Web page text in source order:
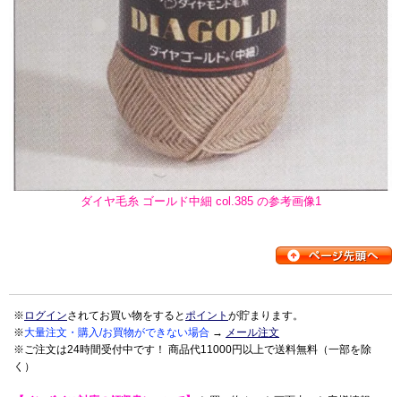
ダイヤ毛糸 ゴールド中細 col.385 の参考画像1
※ ログインされてお買い物をするとポイント が貯まります。
※大量注文・購入/お買物ができない場合 → メール注文
※ご注文は24時間受付中です！ 商品代11000円以上で送料無料（一部を除
く）